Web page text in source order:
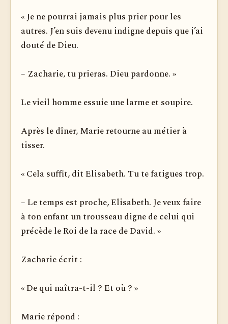
« Je ne pourrai jamais plus prier pour les
autres. J’en suis devenu indigne depuis que j’ai
douté de Dieu.
– Zacharie, tu prieras. Dieu pardonne. »
Le vieil homme essuie une larme et soupire.
Après le dîner, Marie retourne au métier à
tisser.
« Cela suffit, dit Elisabeth. Tu te fatigues trop.
– Le temps est proche, Elisabeth. Je veux faire
à ton enfant un trousseau digne de celui qui
précède le Roi de la race de David. »
Zacharie écrit :
« De qui naîtra-t-il ? Et où ? »
Marie répond :